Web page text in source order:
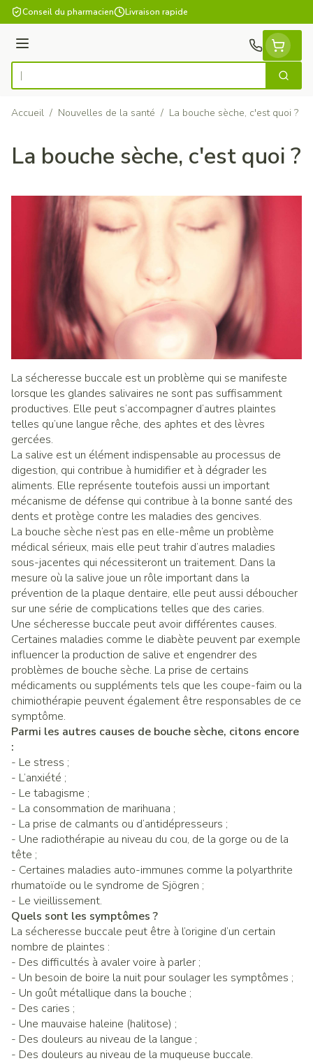
Aller au contenu
Conseil du pharmacien Livraison rapide
Menu
Rechercher
Accueil / Nouvelles de la santé / La bouche sèche, c'est quoi ?
La bouche sèche, c'est quoi ?
La sécheresse buccale est un problème qui se manifeste
lorsque les glandes salivaires ne sont pas suffisamment
productives. Elle peut s’accompagner d’autres plaintes
telles qu’une langue rêche, des aphtes et des lèvres
gercées.
La salive est un élément indispensable au processus de
digestion, qui contribue à humidifier et à dégrader les
aliments. Elle représente toutefois aussi un important
mécanisme de défense qui contribue à la bonne santé des
dents et protège contre les maladies des gencives.
La bouche sèche n’est pas en elle-même un problème
médical sérieux, mais elle peut trahir d’autres maladies
sous-jacentes qui nécessiteront un traitement. Dans la
mesure où la salive joue un rôle important dans la
prévention de la plaque dentaire, elle peut aussi déboucher
sur une série de complications telles que des caries.
Une sécheresse buccale peut avoir différentes causes.
Certaines maladies comme le diabète peuvent par exemple
influencer la production de salive et engendrer des
problèmes de bouche sèche. La prise de certains
médicaments ou suppléments tels que les coupe-faim ou la
chimiothérapie peuvent également être responsables de ce
symptôme.
Parmi les autres causes de bouche sèche, citons encore
:
- Le stress ;
- L’anxiété ;
- Le tabagisme ;
- La consommation de marihuana ;
- La prise de calmants ou d’antidépresseurs ;
- Une radiothérapie au niveau du cou, de la gorge ou de la
tête ;
- Certaines maladies auto-immunes comme la polyarthrite
rhumatoïde ou le syndrome de Sjögren ;
- Le vieillissement.
Quels sont les symptômes ?
La sécheresse buccale peut être à l’origine d’un certain
nombre de plaintes :
- Des difficultés à avaler voire à parler ;
- Un besoin de boire la nuit pour soulager les symptômes ;
- Un goût métallique dans la bouche ;
- Des caries ;
- Une mauvaise haleine (halitose) ;
- Des douleurs au niveau de la langue ;
- Des douleurs au niveau de la muqueuse buccale.